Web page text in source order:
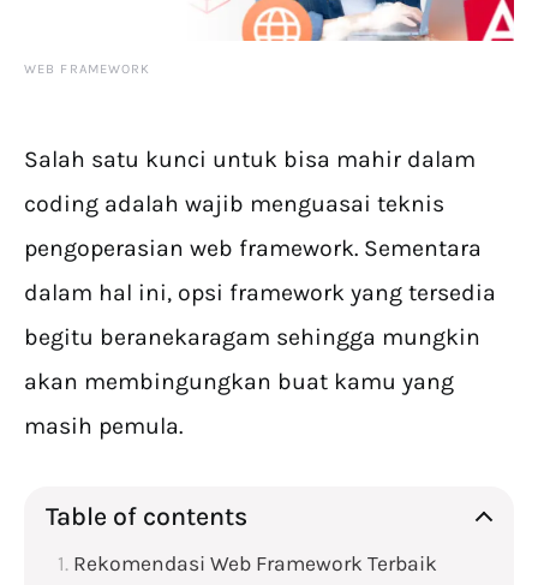
WEB FRAMEWORK
Salah satu kunci untuk bisa mahir dalam
coding adalah wajib menguasai teknis
pengoperasian web framework. Sementara
dalam hal ini, opsi framework yang tersedia
begitu beranekaragam sehingga mungkin
akan membingungkan buat kamu yang
masih pemula.
Table of contents
Rekomendasi Web Framework Terbaik